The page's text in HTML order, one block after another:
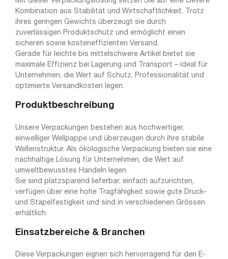
Kombination aus Stabilität und Wirtschaftlichkeit. Trotz
ihres geringen Gewichts überzeugt sie durch
zuverlässigen Produktschutz und ermöglicht einen
sicheren sowie kosteneffizienten Versand.
Gerade für leichte bis mittelschwere Artikel bietet sie
maximale Effizienz bei Lagerung und Transport – ideal für
Unternehmen, die Wert auf Schutz, Professionalität und
optimierte Versandkosten legen.
Produktbeschreibung
Unsere Verpackungen bestehen aus hochwertiger,
einwelliger Wellpappe und überzeugen durch ihre stabile
Wellenstruktur. Als ökologische Verpackung bieten sie eine
nachhaltige Lösung für Unternehmen, die Wert auf
umweltbewusstes Handeln legen.
Sie sind platzsparend lieferbar, einfach aufzurichten,
verfügen über eine hohe Tragfähigkeit sowie gute Druck-
und Stapelfestigkeit und sind in verschiedenen Grössen
erhältlich.
Einsatzbereiche & Branchen
Diese Verpackungen eignen sich hervorragend für den E-